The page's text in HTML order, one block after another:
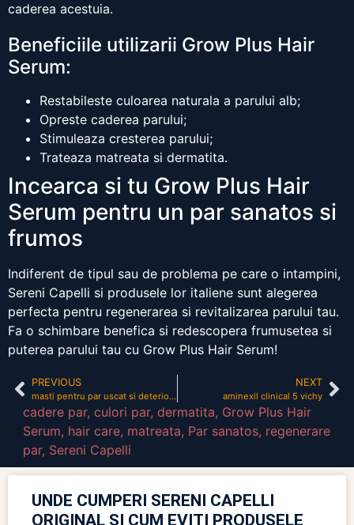
caderea acestuia.
Beneficiile utilizarii Grow Plus Hair
Serum:
Restabileste culoarea naturala a parului alb;
Opreste caderea parului;
Stimuleaza cresterea parului;
Trateaza matreata si dermatita.
Incearca si tu Grow Plus Hair
Serum pentru un par sanatos si
frumos
Indiferent de tipul sau de problema pe care o intampini,
Sereni Capelli si produsele lor italiene sunt alegerea
perfecta pentru regenerarea si revitalizarea parului tau.
Fa o schimbare benefica si redescopera frumusetea si
puterea parului tau cu Grow Plus Hair Serum!
PREVIOUS
masti pentru par uscat si deteriorat
NEXT
aminexil clinical 5 vichy
cadere par, culori par, dermatita, Grow Plus Hair
Serum, hair care, matreata, Par sanatos, regenerare
par, Sereni Capelli
UNDE CUMPERI SERENI CAPELLI
ORIGINAL ȘI CUM EVIȚI PRODUSELE